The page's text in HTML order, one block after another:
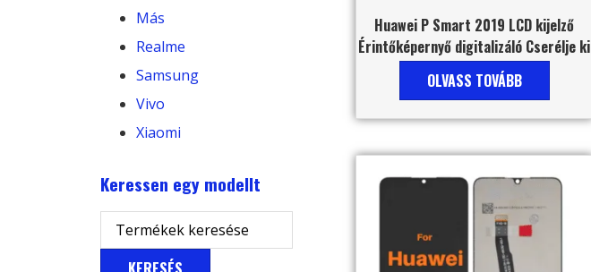
Más
Realme
Samsung
Vivo
Xiaomi
Keressen egy modellt
Huawei P Smart 2019 LCD kijelző
Érintőképernyő digitalizáló Cserélje ki
OLVASS TOVÁBB